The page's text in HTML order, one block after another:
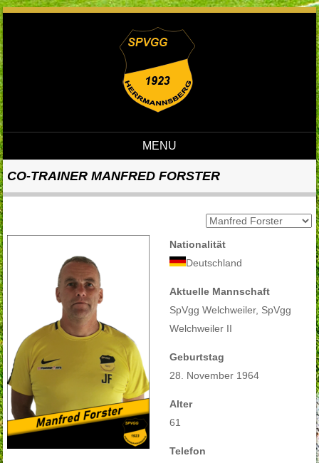
MENU
CO-TRAINER MANFRED FORSTER
Nationalität
Deutschland
Aktuelle Mannschaft
SpVgg Welchweiler, SpVgg
Welchweiler II
Geburtstag
28. November 1964
Alter
61
Telefon